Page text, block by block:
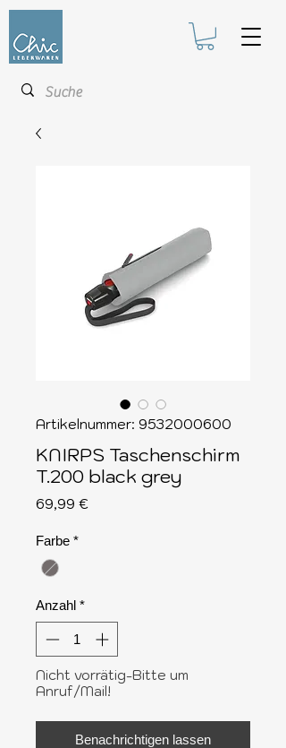
Artikelnummer: 9532000600
KNIRPS Taschenschirm
T.200 black grey
69,99 €Preis
Farbe *
Anzahl *
Nicht vorrätig-Bitte um
Anruf/Mail!
Benachrichtigen lassen